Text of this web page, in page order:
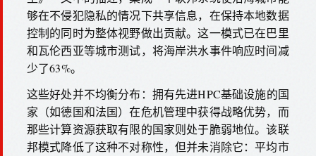
够在不侵犯隐私的情况下共享信息，在保持本地数据
控制的同时为整体视野做出贡献。这一模式已在巴里
和瓦伦西亚等城市测试，将海岸洪水事件响应时间减
少了63%。
这些好处并不均衡分布：拥有先进HPC基础设施的国
家（如德国和法国）在危机管理中获得战略优势，而
那些计算资源获取有限的国家则处于脆弱地位。该联
邦模式降低了这种不对称性，但并未消除它：平均市